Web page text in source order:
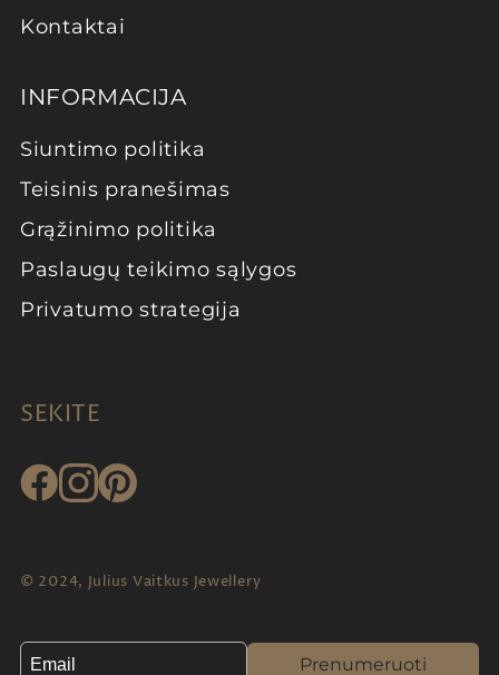
Kontaktai
INFORMACIJA
Siuntimo politika
Teisinis pranešimas
Grąžinimo politika
Paslaugų teikimo sąlygos
Privatumo strategija
SEKITE
© 2024, Julius Vaitkus Jewellery
Prenumeruoti